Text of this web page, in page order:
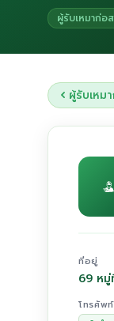
ผู้รับเหมาก่อ
ผู้รับเหม
ที่อยู่
69 หมู่
โทรศัพท์